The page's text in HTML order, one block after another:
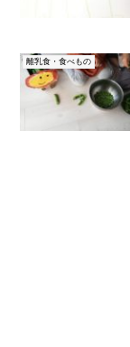
離乳食・食べもの